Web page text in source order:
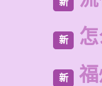
新
新
新